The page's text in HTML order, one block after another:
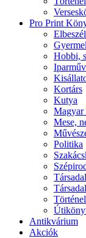
Pro Print
Hobbi,
Kortárs
Kutya
Magyar
Mese,
Politika
Antikvárium
Akciók